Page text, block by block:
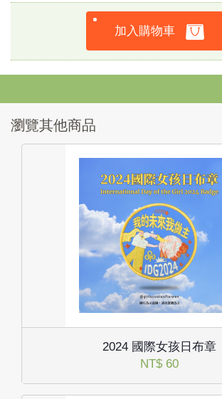
加入購物車
瀏覽其他商品
2024 國際女孩日布章
NT$ 60